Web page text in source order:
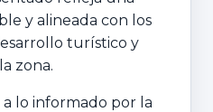
y alineada con los
turístico y
zona.
a lo informado por la